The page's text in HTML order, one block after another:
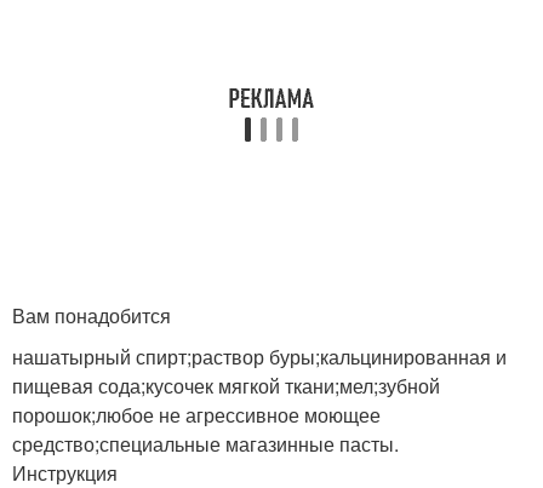
Вам понадобится
нашатырный спирт;раствор буры;кальцинированная и
пищевая сода;кусочек мягкой ткани;мел;зубной
порошок;любое не агрессивное моющее
средство;специальные магазинные пасты.
Инструкция